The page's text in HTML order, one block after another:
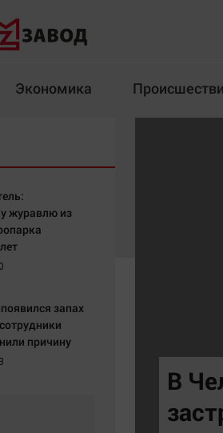
Экономика
Технологии
Отраслевые темы
В
журавлю из
запах
причину